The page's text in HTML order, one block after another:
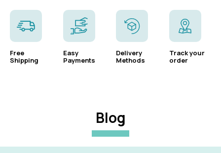
Free
Shipping
Easy
Payments
Delivery
Methods
Track your
order
Blog